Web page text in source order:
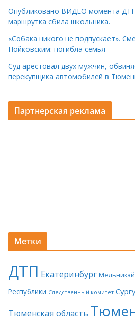
Опубликовано ВИДЕО момента
маршрутка сбила школьника.
«Собака никого не подпускает».
Пойковским: погибла семья
Суд арестовал двух мужчин,
перекупщика автомобилей в
Партнерская реклама
Метки
ДТП Екатеринбург
Республики Следственный комитет
Тюменская область